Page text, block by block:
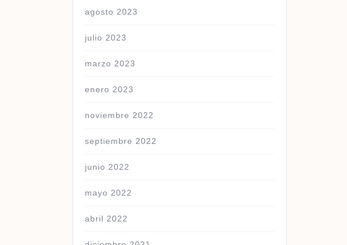
agosto 2023
julio 2023
marzo 2023
enero 2023
noviembre 2022
septiembre 2022
junio 2022
mayo 2022
abril 2022